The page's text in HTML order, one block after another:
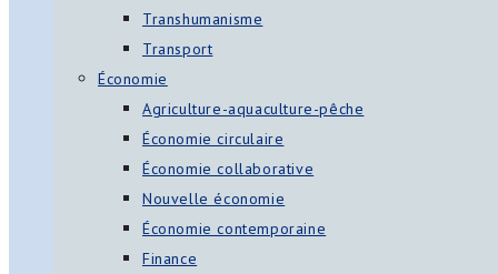
Transhumanisme
Transport
Économie
Agriculture-aquaculture-pêche
Économie circulaire
Économie collaborative
Nouvelle économie
Économie contemporaine
Finance